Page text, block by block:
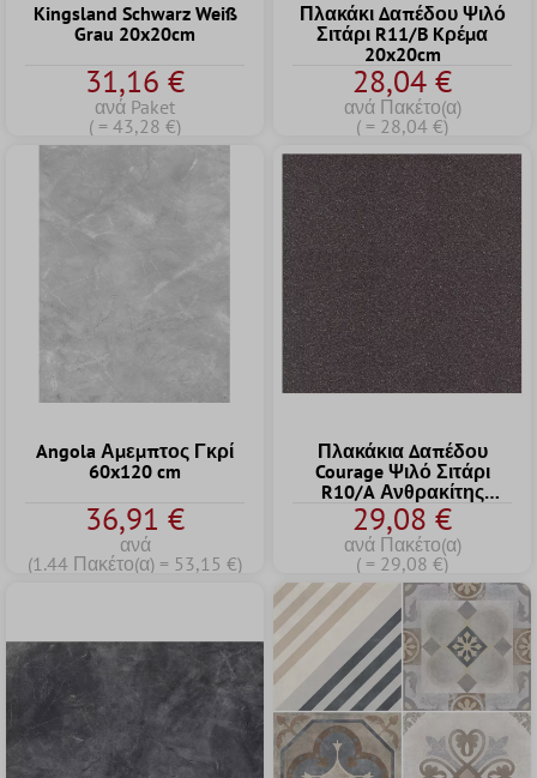
Kingsland Schwarz Weiß
Grau 20x20cm
31,16 €
ανά Paket
( = 43,28 €)
Πλακάκι Δαπέδου Ψιλό
Σιτάρι R11/B Kρέμα
20x20cm
28,04 €
ανά Πακέτο(α)
( = 28,04 €)
Angola Αμεμπτος Γκρί
60x120 cm
36,91 €
ανά
(1.44 Πακέτο(α) = 53,15 €)
Πλακάκια Δαπέδου
Courage Ψιλό Σιτάρι
R10/A Ανθρακίτης
20x20cm
29,08 €
ανά Πακέτο(α)
( = 29,08 €)